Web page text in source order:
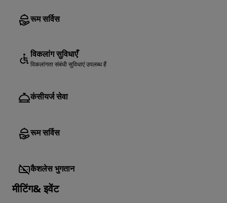
रूम सर्विस
विकलांग सुविधाएँ
विकलांगता संबंधी सुविधाएं उपलब्ध हैं
कंसीयर्ज सेवा
रूम सर्विस
कैशलेस भुगतान
मीटिंग& इवेंट